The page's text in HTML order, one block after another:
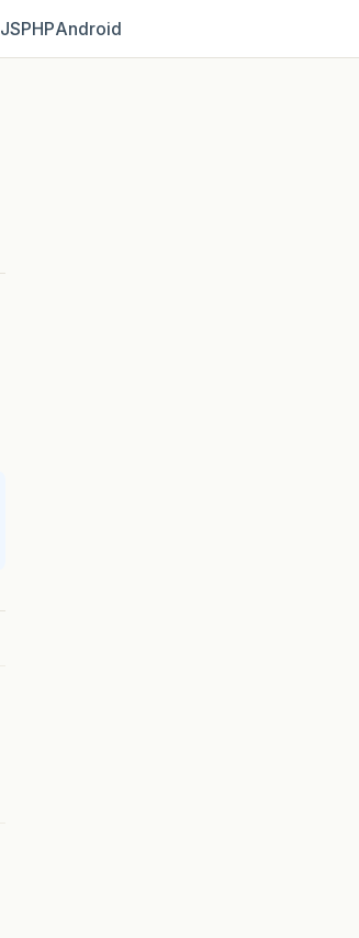
JSPHPAndroid